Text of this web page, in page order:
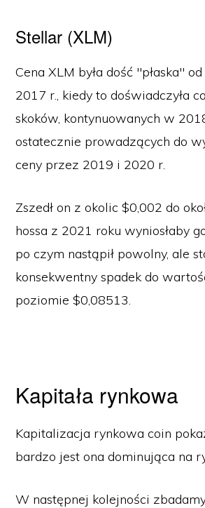
Stellar (XLM)
Cena XLM była dość "płaska"
2017 r., kiedy to doświadczyła
skoków, kontynuowanych w
ostatecznie prowadzących do
ceny przez 2019 i 2020 r.
Zszedł on z okolic $0,002 do
hossa z 2021 roku wyniosłaby
po czym nastąpił powolny, ale
konsekwentny spadek do
poziomie $0,08513.
Kapitała rynkowa
Kapitalizacja rynkowa coin
bardzo jest ona dominująca na
W następnej kolejności